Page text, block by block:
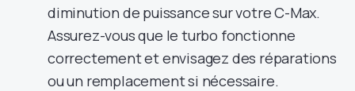
diminution de puissance sur votre C-Max.
Assurez-vous que le turbo fonctionne
correctement et envisagez des réparations
ou un remplacement si nécessaire.